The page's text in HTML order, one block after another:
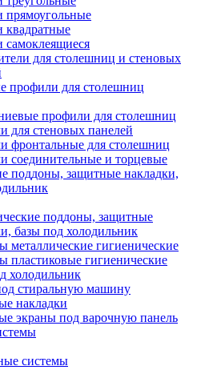
прямоугольные
квадратные
самоклеящиеся
для столешниц и стеновых
профили для столешниц
профили для столешниц
для стеновых панелей
фронтальные для столешниц
соединительные и торцевые
поддоны, защитные накладки,
поддоны, защитные
базы под холодильник
металлические гигиенические
пластиковые гигиенические
холодильник
стиральную машину
накладки
экраны под варочную панель
системы